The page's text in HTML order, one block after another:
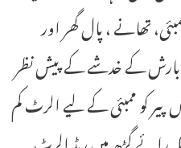
ممبئی، تھانے ، پال گھر اور
بارش کے خدشے کے پیش نظر
پیر کو ممبئی کے لیے الرٹ کم